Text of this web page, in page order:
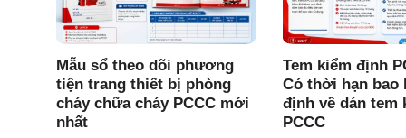
Mẫu sổ theo dõi phương
tiện trang thiết bị phòng
cháy chữa cháy PCCC mới
nhất
Tem kiểm định
Có thời hạn bao
định về dán tem
PCCC